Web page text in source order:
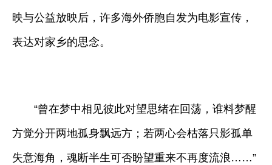
映与公益放映后，许多海外侨胞自发为电影宣传，
表达对家乡的思念。
“曾在梦中相见彼此对望思绪在回荡，谁料梦醒
方觉分开两地孤身飘远方；若两心会枯落只影孤单
失意海角，魂断半生可否盼望重来不再度流浪……”